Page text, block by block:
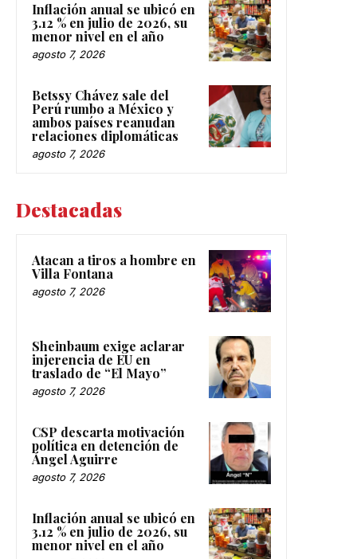
Inflación anual se ubicó en
3.12 % en julio de 2026, su
menor nivel en el año
agosto 7, 2026
Betssy Chávez sale del
Perú rumbo a México y
ambos países reanudan
relaciones diplomáticas
agosto 7, 2026
Destacadas
Atacan a tiros a hombre en
Villa Fontana
agosto 7, 2026
Sheinbaum exige aclarar
injerencia de EU en
traslado de “El Mayo”
agosto 7, 2026
CSP descarta motivación
política en detención de
Ángel Aguirre
agosto 7, 2026
Inflación anual se ubicó en
3.12 % en julio de 2026, su
menor nivel en el año